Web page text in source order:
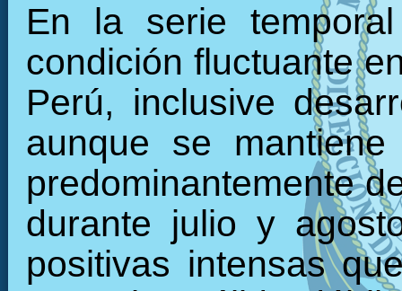
En la serie
condición fluctuante
Perú, inclusive
aunque se
predominantemente
durante julio y
positivas intensas